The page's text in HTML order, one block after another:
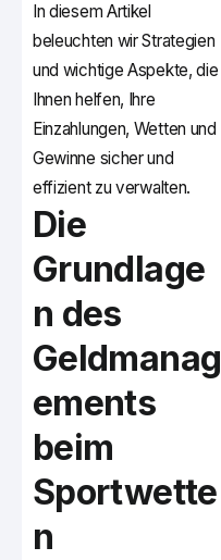
In diesem Artikel
beleuchten wir Strategien
und wichtige Aspekte, die
Ihnen helfen, Ihre
Einzahlungen, Wetten und
Gewinne sicher und
effizient zu verwalten.
Die
Grundlage
n des
Geldmanag
ements
beim
Sportwette
n